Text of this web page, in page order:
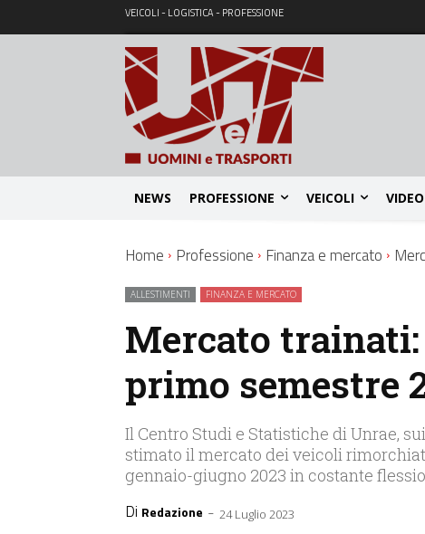
VEICOLI - LOGISTICA - PROFESSIONE
NEWS PROFESSIONE VEICOLI VIDEO
Home Professione Finanza e mercato
ALLESTIMENTI FINANZA E MERCATO
Mercato trainati:
primo semestre
Il Centro Studi e Statistiche di Unrae,
stimato il mercato dei veicoli
gennaio-giugno 2023 in costante
Di Redazione - 24 Luglio 2023